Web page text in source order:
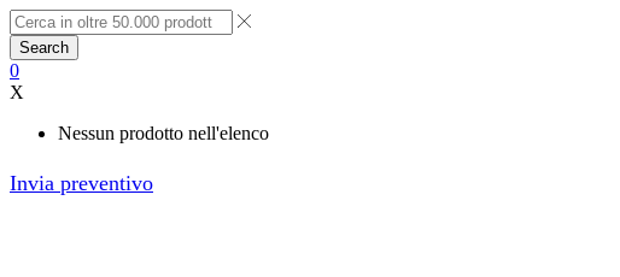
Search
0
X
Nessun prodotto nell'elenco
Invia preventivo